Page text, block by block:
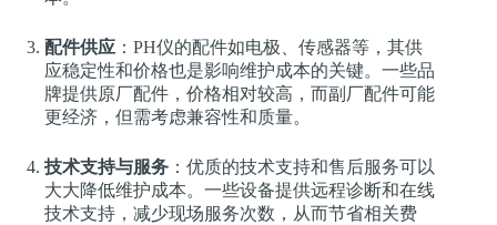
配件供应 ：PH仪的配件如电极、传感器等，其供
应稳定性和价格也是影响维护成本的关键。一些品
牌提供原厂配件，价格相对较高，而副厂配件可能
更经济，但需考虑兼容性和质量。
技术支持与服务 ：优质的技术支持和售后服务可以
大大降低维护成本。一些设备提供远程诊断和在线
技术支持，减少现场服务次数，从而节省相关费